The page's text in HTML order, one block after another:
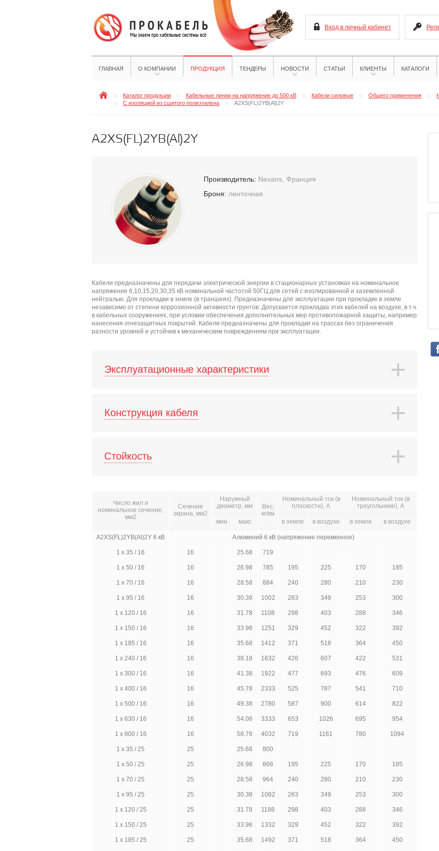
Вход в личный кабинет
ГЛАВНАЯ О КОМПАНИИ ПРОДУКЦИЯ ТЕНДЕРЫ НОВОСТИ СТАТЬИ КЛИЕНТЫ КАТАЛОГИ
Каталог продукции Кабельные линии на напряжение до 500 кВ Кабели силовые Общего применения
С изоляцией из сшитого полиэтилена
A2XS(FL)2YB(Al)2Y
A2XS(FL)2YB(Al)2Y
Производитель: Nexans, Франция
Броня: ленточная
Кабели предназначены для передачи электрической энергии в стационарных установках на номинальное
напряжение 6,10,15,20,30,35 кВ номинальной частотой 50ГЦ для сетей с изолированной и заземленной
нейтралью. Для прокладки в земле (в траншеях). Предназначены для эксплуатации при прокладке в земле
независимо от степени коррозионной активности грунтов. Допускается прокладка этих кабелей на воздухе, в т.ч.
в кабельных сооружениях, при условии обеспечения дополнительных мер противопожарной защиты, например
нанесения огнезащитных покрытий. Кабели предназначены для прокладки на трассах без ограничения
разности уровней и устойчив к механическим повреждениям при эксплуатации.
Эксплуатационные характеристики
Конструкция кабеля
Стойкость
Число жил и
номинальное сечение,
мм2
Сечение
экрана, мм2
Наружный
диаметр, мм
Вес,
кг/км
Номинальный ток (в
плоскости), А
Номинальный ток (в
треугольнике), А
мин макс в земле в воздухе в земле в воздухе
A2XS(FL)2YB(Al)2Y 6 кВ Алюминий 6 кВ (напряжение переменное)
1 х 35 / 16 16 25.68 719
1 х 50 / 16 16 26.98 785 195 225 170 185
1 х 70 / 16 16 28.58 884 240 280 210 230
1 х 95 / 16 16 30.38 1002 263 349 253 300
1 х 120 / 16 16 31.78 1108 298 403 288 346
1 х 150 / 16 16 33.98 1251 329 452 322 392
1 х 185 / 16 16 35.68 1412 371 518 364 450
1 х 240 / 16 16 38.18 1632 426 607 422 531
1 х 300 / 16 16 41.38 1922 477 693 476 609
1 х 400 / 16 16 45.78 2333 525 787 541 710
1 х 500 / 16 16 49.38 2780 587 900 614 822
1 х 630 / 16 16 54.08 3333 653 1026 695 954
1 х 800 / 16 16 58.78 4032 719 1161 780 1094
1 х 35 / 25 25 25.68 800
1 х 50 / 25 25 26.98 866 195 225 170 185
1 х 70 / 25 25 28.58 964 240 280 210 230
1 х 95 / 25 25 30.38 1082 263 349 253 300
1 х 120 / 25 25 31.78 1188 298 403 288 346
1 х 150 / 25 25 33.98 1332 329 452 322 392
1 х 185 / 25 25 35.68 1492 371 518 364 450